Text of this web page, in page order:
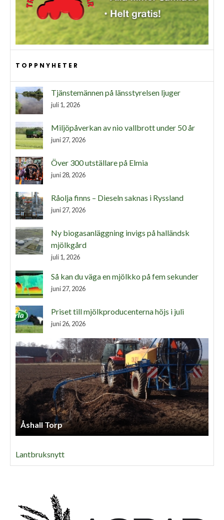
TOPPNYHETER
Tjänstemännen på länsstyrelsen ljuger
juli 1, 2026
Miljöpåverkan av nio vallbrott under 50 år
juni 27, 2026
Över 300 utställare på Elmia
juni 28, 2026
Råolja finns – Dieseln saknas i Ryssland
juni 27, 2026
Ny biogasanläggning invigs på halländsk
mjölkgård
juli 1, 2026
Så kan du väga en mjölkko på fem sekunder
juni 27, 2026
Priset till mjölkproducenterna höjs i juli
juni 26, 2026
Åshall Torp
Lantbruksnytt